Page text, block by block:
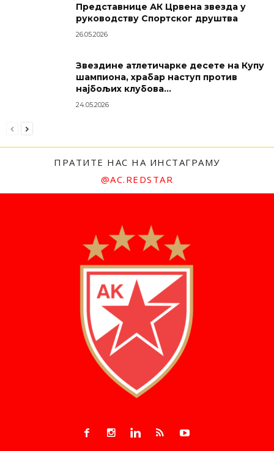
Представнице АК Црвена звезда у
руководству Спортског друштва
26.05.2026
Звездине атлетичарке десете на Купу
шампиона, храбар наступ против
најбољих клубова...
24.05.2026
ПРАТИТЕ НАС НА ИНСТАГРАМУ
@AC.REDSTAR